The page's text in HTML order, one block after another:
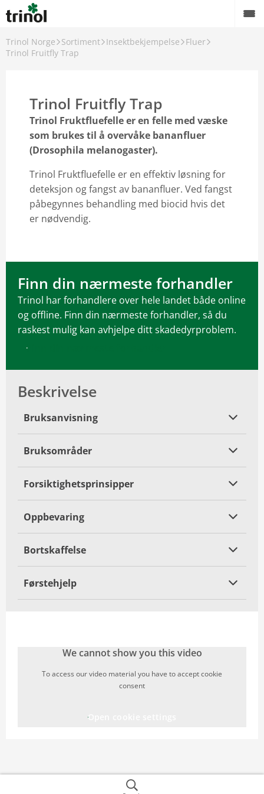
Trinol Norge Sortiment Insektbekjempelse
Fluer
Trinol Fruitfly Trap
Trinol Fruitfly Trap
Trinol Fruktfluefelle er en felle med væske
som brukes til å overvåke bananfluer
(Drosophila melanogaster).
Trinol Fruktfluefelle er en effektiv løsning for
deteksjon og fangst av bananfluer. Ved fangst
påbegynnes behandling med biocid hvis det
er nødvendig.
Finn din nærmeste forhandler
Trinol har forhandlere over hele landet både online
og offline. Finn din nærmeste forhandler, så du
raskest mulig kan avhjelpe ditt skadedyrproblem.
Finn din nærmeste forhandler
Beskrivelse
Bruksanvisning
Bruksområder
Forsiktighetsprinsipper
Oppbevaring
Bortskaffelse
Førstehjelp
We cannot show you this video
To access our video material you have to accept cookie
consent
Open cookie settings